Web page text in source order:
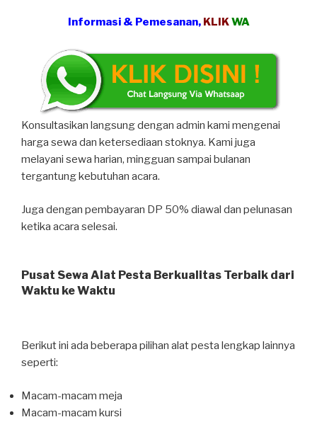
Informasi & Pemesanan, KLIKWA
Konsultasikan langsung dengan admin kami mengenai
harga sewa dan ketersediaan stoknya. Kami juga
melayani sewa harian, mingguan sampai bulanan
tergantung kebutuhan acara.
Juga dengan pembayaran DP 50% diawal dan pelunasan
ketika acara selesai.
Pusat Sewa Alat Pesta Berkualitas Terbaik dari
Waktu ke Waktu
Berikut ini ada beberapa pilihan alat pesta lengkap lainnya
seperti:
Macam-macam meja
Macam-macam kursi